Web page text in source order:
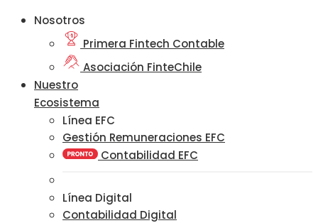
Nosotros
Primera Fintech Contable
Asociación FinteChile
Nuestro
Ecosistema
Línea EFC
Gestión Remuneraciones EFC
Contabilidad EFC
Línea Digital
Contabilidad Digital